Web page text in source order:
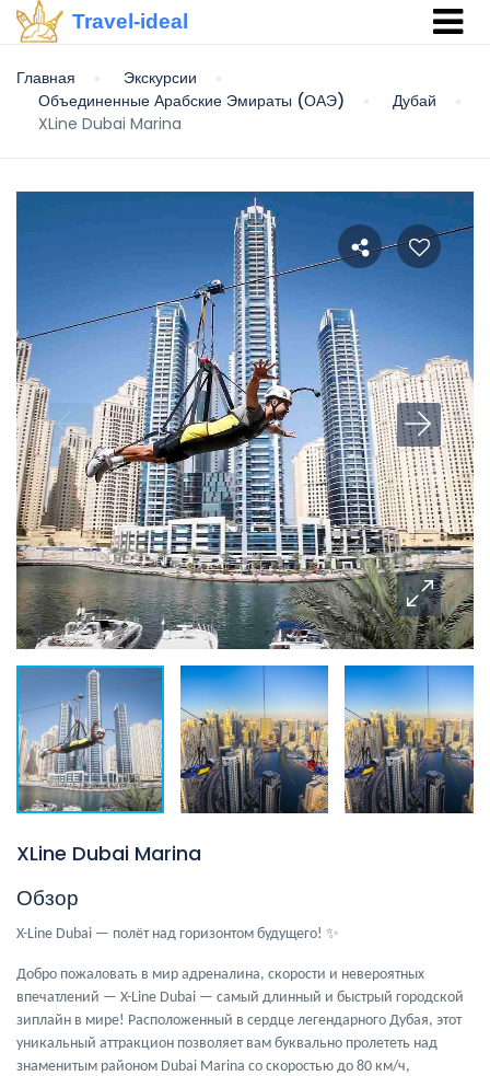
Travel-ideal
Главная
Экскурсии
Объединенные Арабские Эмираты (ОАЭ)
Дубай
XLine Dubai Marina
XLine Dubai Marina
Обзор
X-Line Dubai — полёт над горизонтом будущего! ✨
Добро пожаловать в мир адреналина, скорости и невероятных
впечатлений — X-Line Dubai — самый длинный и быстрый городской
зиплайн в мире! Расположенный в сердце легендарного Дубая, этот
уникальный аттракцион позволяет вам буквально пролететь над
знаменитым районом Dubai Marina со скоростью до 80 км/ч,